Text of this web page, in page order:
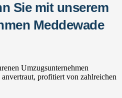
Sie mit unserem
Meddewade
Umzugsunternehmen
profitiert von zahlreichen